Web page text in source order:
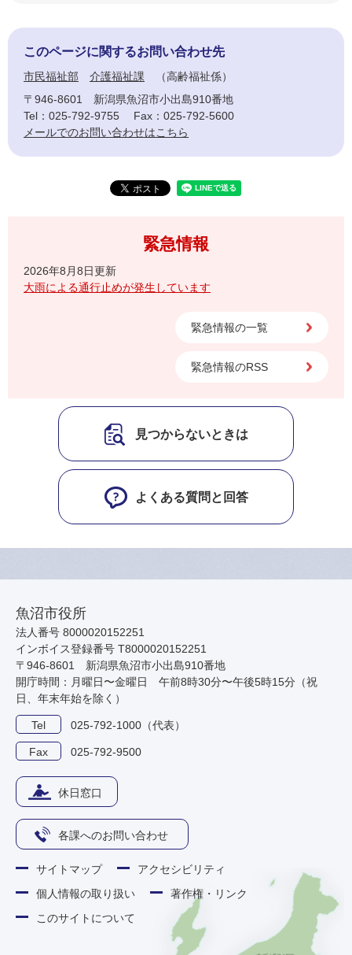
このページに関するお問い合わせ先
市民福祉部 介護福祉課
高齢福祉係
〒946-8601
新潟県魚沼市小出島910番地
Tel：025-792-9755
Fax：025-792-5600
メールでのお問い合わせはこちら
緊急情報
2026年8月8日更新
大雨による通行止めが発生しています
緊急情報の一覧
緊急情報のRSS
見つからないときは
よくある質問と回答
魚沼市役所
法人番号 8000020152251
インボイス登録番号 T8000020152251
〒946-8601 新潟県魚沼市小出島910番地
開庁時間：月曜日〜金曜日 午前8時30分〜午後5時15分（祝
日、年末年始を除く）
Tel 025-792-1000（代表）
Fax 025-792-9500
休日窓口
各課へのお問い合わせ
サイトマップ
アクセシビリティ
個人情報の取り扱い
著作権・リンク
このサイトについて